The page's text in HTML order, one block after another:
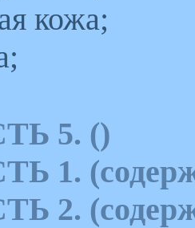
кожа;
5. ()
1.
2.